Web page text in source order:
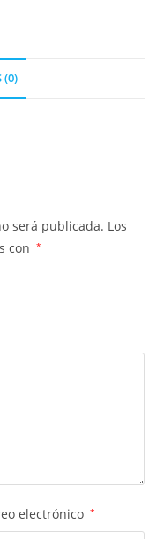
(0)
será publicada. Los
con
*
electrónico *